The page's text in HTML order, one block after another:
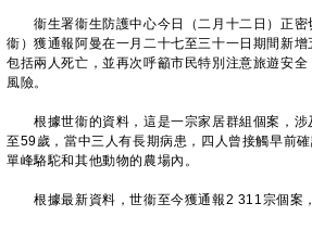
衞生署衞生防護中心今日（二月十二日）正密
衞）獲通報阿曼在一月二十七至三十一日期間新增
包括兩人死亡，並再次呼籲市民特別注意旅遊安
風險。
根據世衞的資料，這是一宗家居群組個案，涉
至59歲，當中三人有長期病患，四人曾接觸早前
單峰駱駝和其他動物的農場內。
根據最新資料，世衞至今獲通報2 311宗個案，